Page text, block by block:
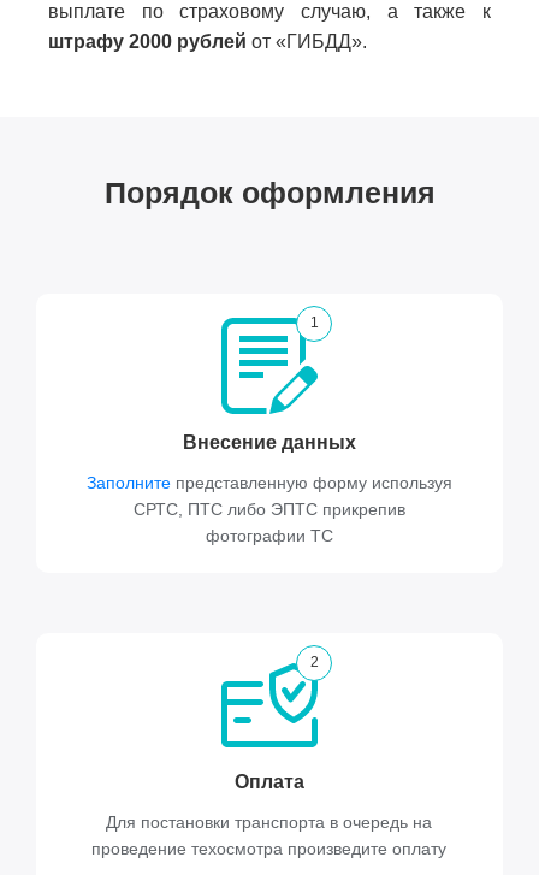
выплате по страховому случаю, а также к
штрафу 2000 рублей от «ГИБДД».
Порядок оформления
1
Внесение данных
Заполнитепредставленную форму используя
СРТС, ПТС либо ЭПТС прикрепив
фотографии ТС
2
Оплата
Для постановки транспорта в очередь на
проведение техосмотра произведите оплату